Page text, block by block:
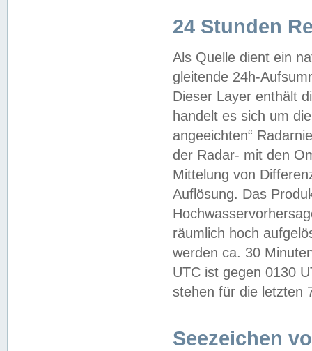
24 Stunden
Als Quelle dient ein
gleitende 24h-
Dieser Layer enthält
handelt es sich um
angeeichten“
der Radar- mit den
Mittelung von
Auflösung. Das
räumlich hoch
werden ca. 30
UTC ist gegen 0130
stehen für die letzten
Seezeichen